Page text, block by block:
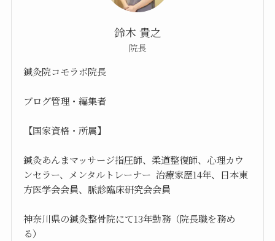
鈴木 貴之
院長
鍼灸院コモラボ院長
ブログ管理・編集者
【国家資格・所属】
鍼灸あんまマッサージ指圧師、柔道整復師、心理カウ
ンセラー、メンタルトレーナー 治療家歴14年、日本東
方医学会会員、脈診臨床研究会会員
神奈川県の鍼灸整骨院にて13年勤務（院長職を務め
る）